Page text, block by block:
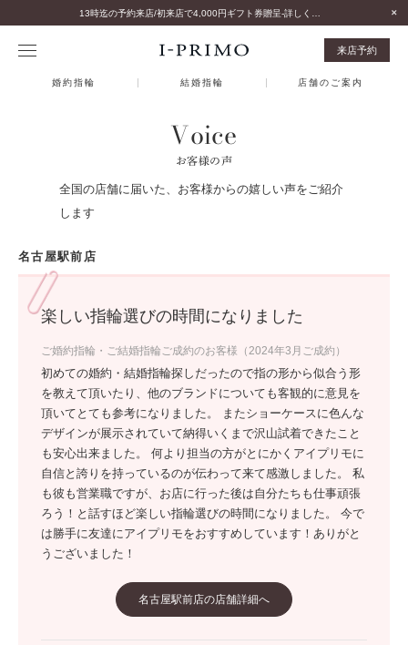
来店予約
婚約指輪 結婚指輪 店舗のご案内
Voice
お客様の声
全国の店舗に届いた、お客様からの嬉しい声をご紹介
します
名古屋駅前店
楽しい指輪選びの時間になりました
ご婚約指輪・ご結婚指輪ご成約のお客様（2024年3月ご成約）
初めての婚約・結婚指輪探しだったので指の形から似合う形
を教えて頂いたり、他のブランドについても客観的に意見を
頂いてとても参考になりました。 またショーケースに色んな
デザインが展示されていて納得いくまで沢山試着できたこと
も安心出来ました。 何より担当の方がとにかくアイプリモに
自信と誇りを持っているのが伝わって来て感激しました。 私
も彼も営業職ですが、お店に行った後は自分たちも仕事頑張
ろう！と話すほど楽しい指輪選びの時間になりました。 今で
は勝手に友達にアイプリモをおすすめしています！ありがと
うございました！
名古屋駅前店の店舗詳細へ